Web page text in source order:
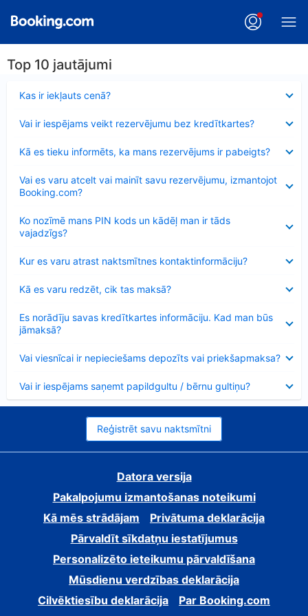
Top 10 jautājumi
Kas ir iekļauts cenā?
Vai ir iespējams veikt rezervējumu bez kredītkartes?
Kā es tieku informēts, ka mans rezervējums ir pabeigts?
Vai es varu atcelt vai mainīt savu rezervējumu, izmantojot
Booking.com?
Ko nozīmē mans PIN kods un kādēļ man ir tāds
vajadzīgs?
Kur es varu atrast naktsmītnes kontaktinformāciju?
Kā es varu redzēt, cik tas maksā?
Es norādīju savas kredītkartes informāciju. Kad man būs
jāmaksā?
Vai viesnīcai ir nepieciešams depozīts vai priekšapmaksa?
Vai ir iespējams saņemt papildgultu / bērnu gultiņu?
Reģistrēt savu naktsmītni
Datora versija
Pakalpojumu izmantošanas noteikumi
Kā mēs strādājam
Privātuma deklarācija
Pārvaldīt sīkdatņu iestatījumus
Personalizēto ieteikumu pārvaldīšana
Mūsdienu verdzības deklarācija
Cilvēktiesību deklarācija
Par Booking.com